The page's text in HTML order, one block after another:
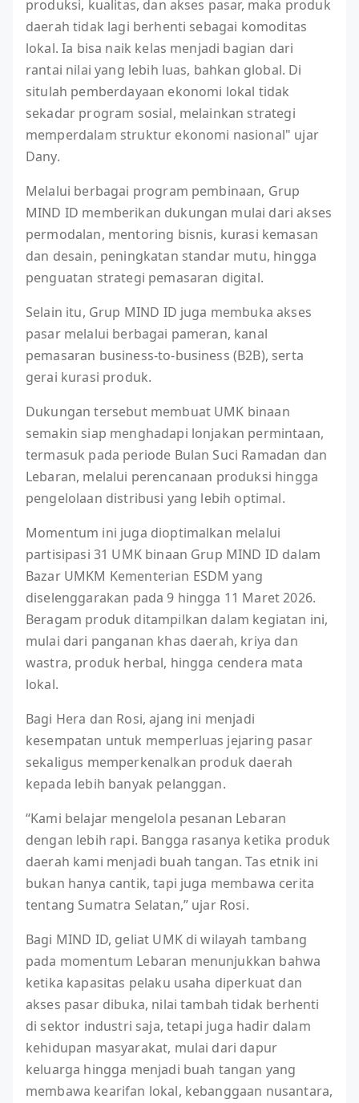
produksi, kualitas, dan akses pasar, maka produk
daerah tidak lagi berhenti sebagai komoditas
lokal. Ia bisa naik kelas menjadi bagian dari
rantai nilai yang lebih luas, bahkan global. Di
situlah pemberdayaan ekonomi lokal tidak
sekadar program sosial, melainkan strategi
memperdalam struktur ekonomi nasional" ujar
Dany.
Melalui berbagai program pembinaan, Grup
MIND ID memberikan dukungan mulai dari akses
permodalan, mentoring bisnis, kurasi kemasan
dan desain, peningkatan standar mutu, hingga
penguatan strategi pemasaran digital.
Selain itu, Grup MIND ID juga membuka akses
pasar melalui berbagai pameran, kanal
pemasaran business-to-business (B2B), serta
gerai kurasi produk.
Dukungan tersebut membuat UMK binaan
semakin siap menghadapi lonjakan permintaan,
termasuk pada periode Bulan Suci Ramadan dan
Lebaran, melalui perencanaan produksi hingga
pengelolaan distribusi yang lebih optimal.
Momentum ini juga dioptimalkan melalui
partisipasi 31 UMK binaan Grup MIND ID dalam
Bazar UMKM Kementerian ESDM yang
diselenggarakan pada 9 hingga 11 Maret 2026.
Beragam produk ditampilkan dalam kegiatan ini,
mulai dari panganan khas daerah, kriya dan
wastra, produk herbal, hingga cendera mata
lokal.
Bagi Hera dan Rosi, ajang ini menjadi
kesempatan untuk memperluas jejaring pasar
sekaligus memperkenalkan produk daerah
kepada lebih banyak pelanggan.
“Kami belajar mengelola pesanan Lebaran
dengan lebih rapi. Bangga rasanya ketika produk
daerah kami menjadi buah tangan. Tas etnik ini
bukan hanya cantik, tapi juga membawa cerita
tentang Sumatra Selatan,” ujar Rosi.
Bagi MIND ID, geliat UMK di wilayah tambang
pada momentum Lebaran menunjukkan bahwa
ketika kapasitas pelaku usaha diperkuat dan
akses pasar dibuka, nilai tambah tidak berhenti
di sektor industri saja, tetapi juga hadir dalam
kehidupan masyarakat, mulai dari dapur
keluarga hingga menjadi buah tangan yang
membawa kearifan lokal, kebanggaan nusantara,